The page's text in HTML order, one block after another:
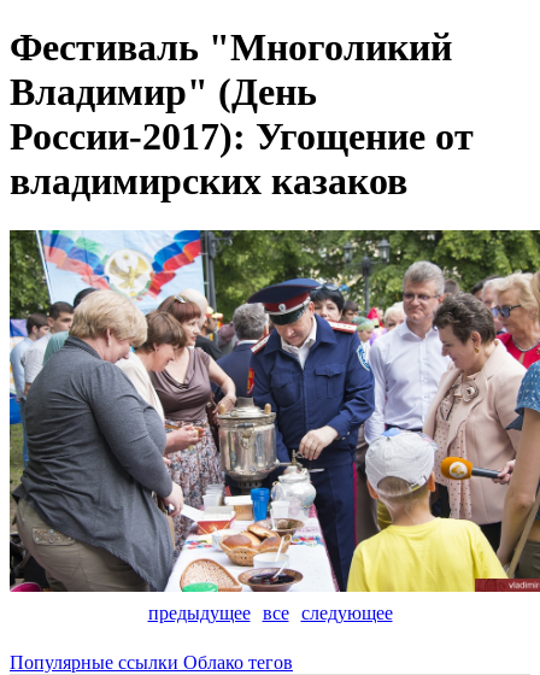
Фестиваль "Многоликий
Владимир" (День
России-2017): Угощение от
владимирских казаков
предыдущее все следующее
Популярные ссылки Облако тегов